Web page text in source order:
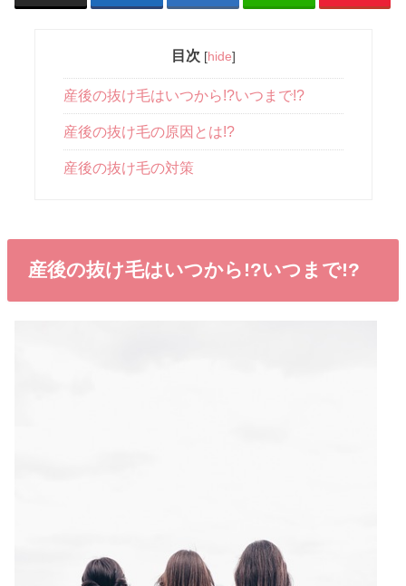
目次 [hide]
産後の抜け毛はいつから!?いつまで!?
産後の抜け毛の原因とは!?
産後の抜け毛の対策
産後の抜け毛はいつから!?いつまで!?